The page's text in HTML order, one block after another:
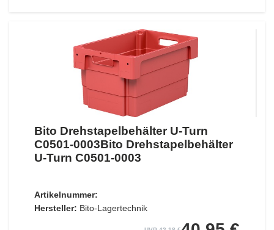
Bito Drehstapelbehälter U-Turn
C0501-0003Bito Drehstapelbehälter
U-Turn C0501-0003
Artikelnummer:
Hersteller: Bito-Lagertechnik